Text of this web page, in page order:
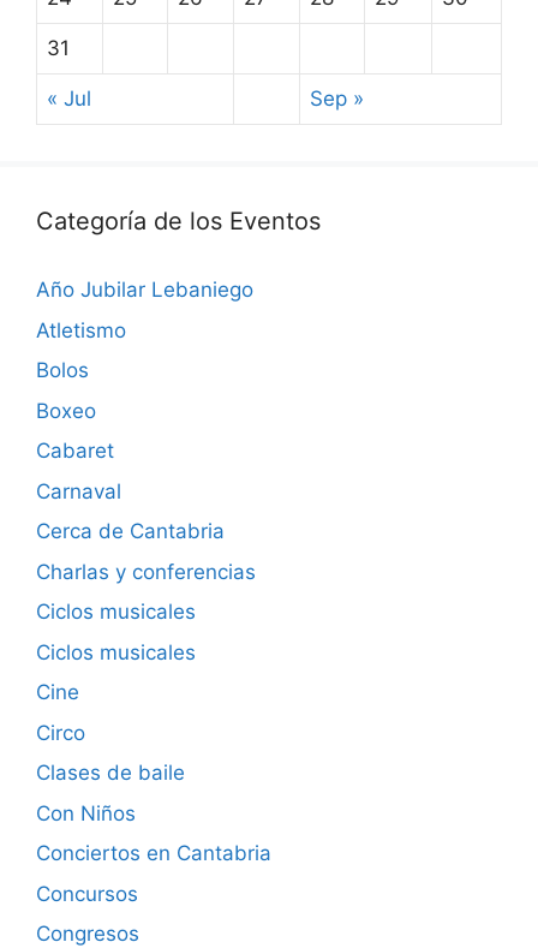
31
« Jul Sep »
Categoría de los Eventos
Año Jubilar Lebaniego
Atletismo
Bolos
Boxeo
Cabaret
Carnaval
Cerca de Cantabria
Charlas y conferencias
Ciclos musicales
Ciclos musicales
Cine
Circo
Clases de baile
Con Niños
Conciertos en Cantabria
Concursos
Congresos